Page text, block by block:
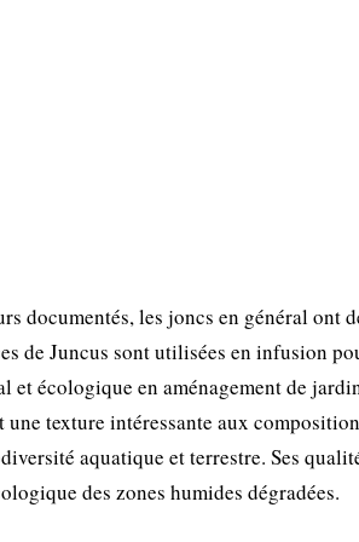
documentés, les joncs en général ont
de Juncus sont utilisées en infusion
et écologique en aménagement de
texture intéressante aux
aquatique et terrestre. Ses
des zones humides dégradées.